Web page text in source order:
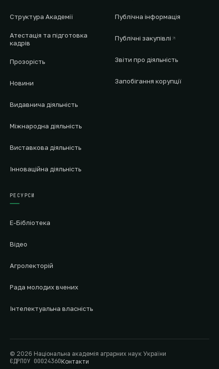
Структура Академії
Атестація та підготовка
кадрів
Прозорість
Новини
Видавнича діяльність
Міжнародна діяльність
Виставкова діяльність
Інноваційна діяльність
Публічна інформація
Публічні закупівлі
Звіти про діяльність
Запобігання корупції
РЕСУРСИ
Е-Бібліотека
Відео
Агролекторій
Рада молодих вчених
Інтелектуальна власність
© 2026 Національна академія аграрних наук України
ЄДРПОУ 00024360Контакти